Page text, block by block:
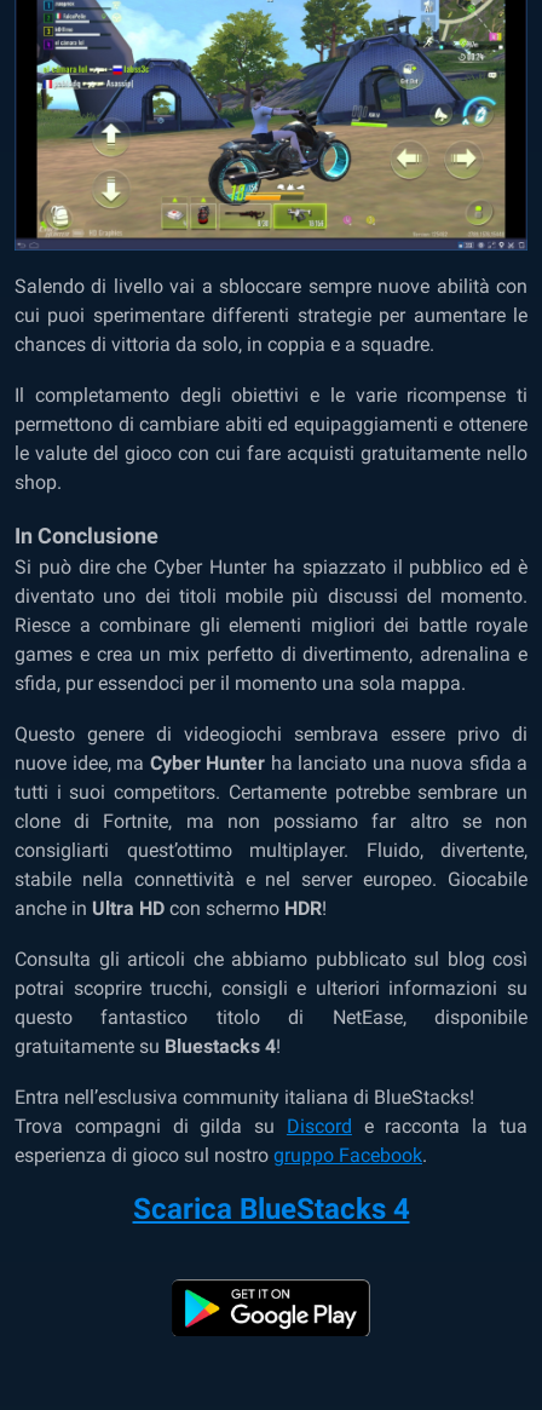
Salendo di livello vai a sbloccare sempre nuove abilità con
cui puoi sperimentare differenti strategie per aumentare le
chances di vittoria da solo, in coppia e a squadre.
Il completamento degli obiettivi e le varie ricompense ti
permettono di cambiare abiti ed equipaggiamenti e ottenere
le valute del gioco con cui fare acquisti gratuitamente nello
shop.
In Conclusione
Si può dire che Cyber Hunter ha spiazzato il pubblico ed è
diventato uno dei titoli mobile più discussi del momento.
Riesce a combinare gli elementi migliori dei battle royale
games e crea un mix perfetto di divertimento, adrenalina e
sfida, pur essendoci per il momento una sola mappa.
Questo genere di videogiochi sembrava essere privo di
nuove idee, ma Cyber Hunter ha lanciato una nuova sfida a
tutti i suoi competitors. Certamente potrebbe sembrare un
clone di Fortnite, ma non possiamo far altro se non
consigliarti quest’ottimo multiplayer. Fluido, divertente,
stabile nella connettività e nel server europeo. Giocabile
anche in Ultra HD con schermo HDR!
Consulta gli articoli che abbiamo pubblicato sul blog così
potrai scoprire trucchi, consigli e ulteriori informazioni su
questo fantastico titolo di NetEase, disponibile
gratuitamente su Bluestacks 4!
Entra nell’esclusiva community italiana di BlueStacks!
Trova compagni di gilda su Discord e racconta la tua
esperienza di gioco sul nostro gruppo Facebook.
Scarica BlueStacks 4